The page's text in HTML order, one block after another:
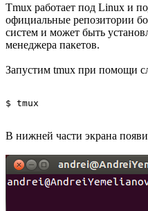
Tmux работает под Linux и
официальные репозитории
систем и может быть
менеджера пакетов.
Запустим tmux при помощи
В нижней части экрана